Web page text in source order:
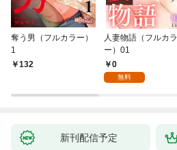
奪う男（フルカラー）
1
132
人妻物語（フルカラ
ー）01
0
無料
新刊配信予定